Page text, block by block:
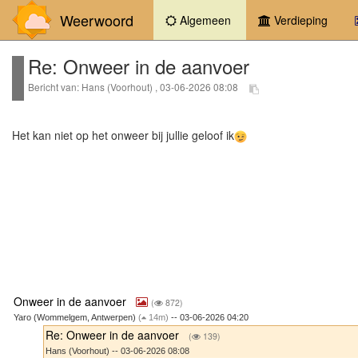
Weerwoord Algemeen (current)Verdieping
Re: Onweer in de aanvoer
Bericht van: Hans (Voorhout) , 03-06-2026 08:08
Het kan niet op het onweer bij jullie geloof ik
Onweer in de aanvoer ( 872)
Yaro (Wommelgem, Antwerpen) ( 14m) -- 03-06-2026 04:20
Re: Onweer in de aanvoer ( 139)
Hans (Voorhout) -- 03-06-2026 08:08